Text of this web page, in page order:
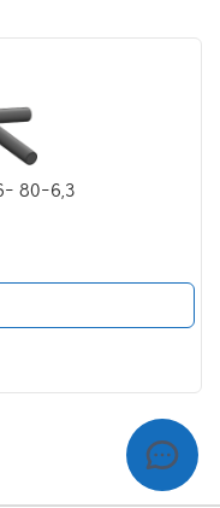
80-6,3